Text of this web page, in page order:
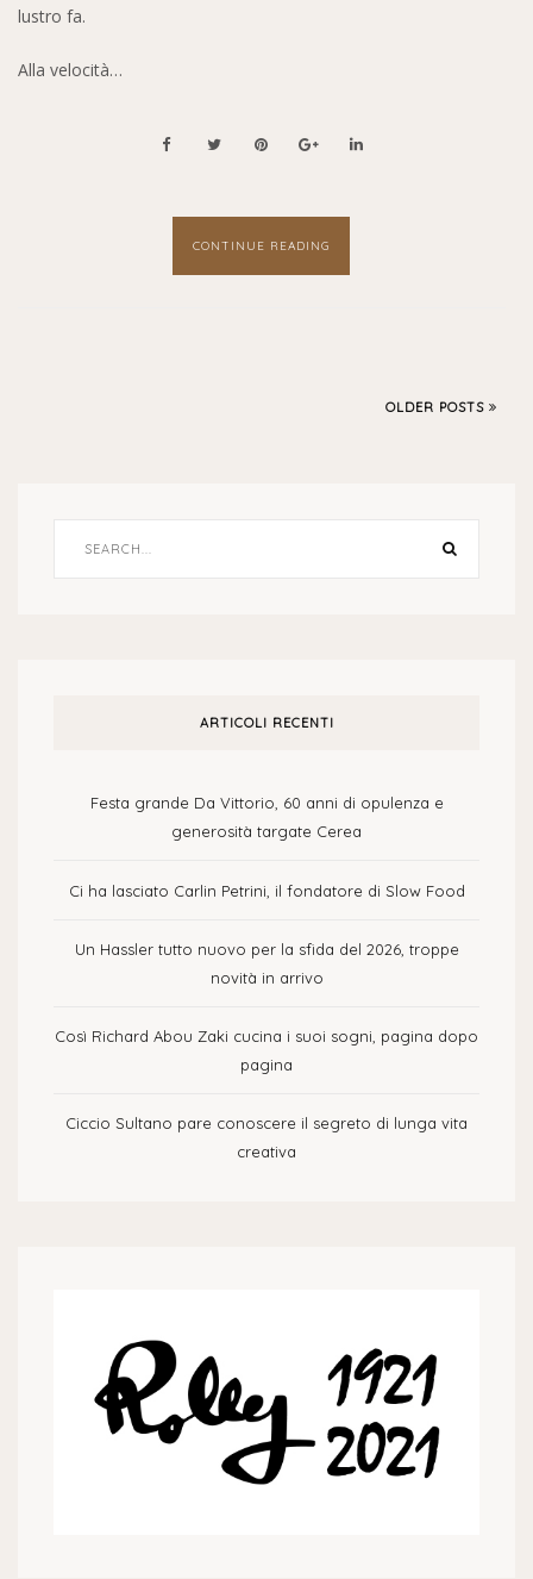
lustro fa.
Alla velocità…
CONTINUE READING
OLDER POSTS
ARTICOLI RECENTI
Festa grande Da Vittorio, 60 anni di opulenza e
generosità targate Cerea
Ci ha lasciato Carlin Petrini, il fondatore di Slow Food
Un Hassler tutto nuovo per la sfida del 2026, troppe
novità in arrivo
Così Richard Abou Zaki cucina i suoi sogni, pagina dopo
pagina
Ciccio Sultano pare conoscere il segreto di lunga vita
creativa